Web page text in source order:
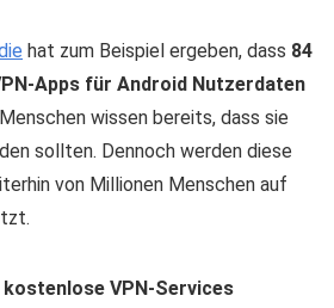
hat zum Beispiel ergeben, dass 84
Apps für Android Nutzerdaten
wissen bereits, dass sie
sollten. Dennoch werden diese
von Millionen Menschen auf
kostenlose VPN-Services